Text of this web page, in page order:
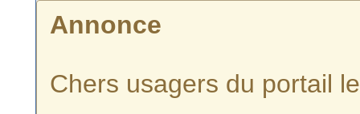
Annonce
Chers usagers du portail